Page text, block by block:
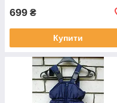
699 ₴
Купити